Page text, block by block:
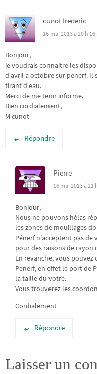
cunot frederic
16 mai 2013 à 20 h
Bonjour,
je voudrais connaitre les
d avril a octobre sur penerf. Il
tirant d eau.
Merci de me tenir informe,
Bien cordialement,
M cunot
Répondre
Pierre
16 mai 2013 à 21
Bonjour,
Nous ne pouvons hélas
les zones de mouillages
Pénerf n’acceptent pas
pour des raisons de rayon
En revanche, vous
Pénerf, en effet le port de
la taille du votre.
Vous trouverez les
Cordialement
Répondre
Laisser un